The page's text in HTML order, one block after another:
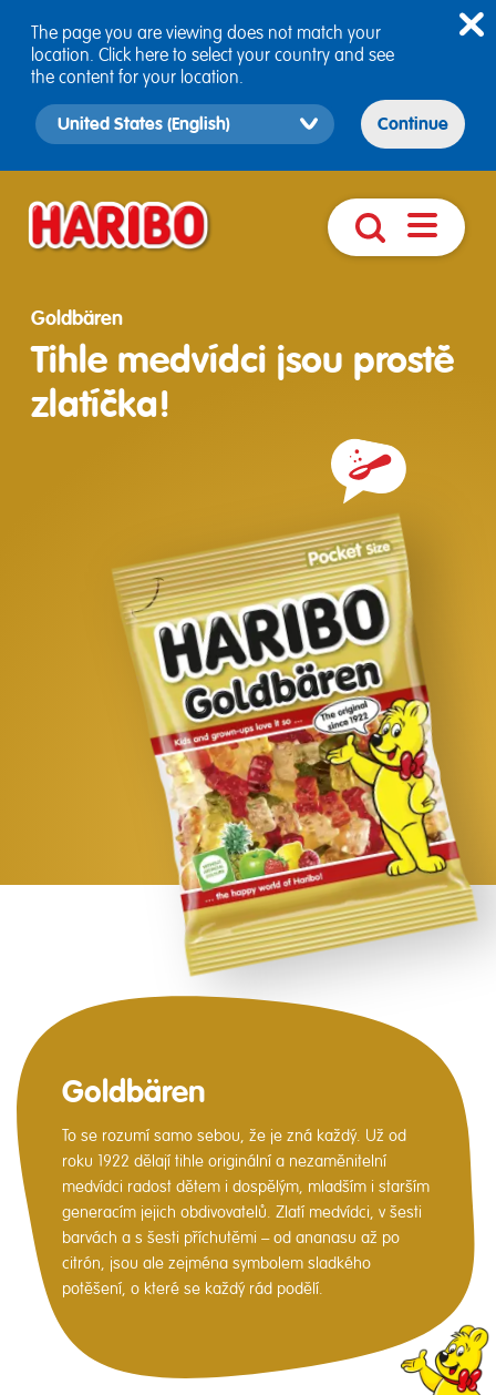
Vyhledávání
Otevřít
Goldbären
Tihle medvídci jsou prostě
zlatíčka!
Složení
Goldbären
To se rozumí samo sebou, že je zná každý. Už od
roku 1922 dělají tihle originální a nezaměnitelní
medvídci radost dětem i dospělým, mladším i starším
generacím jejich obdivovatelů. Zlatí medvídci, v šesti
barvách a s šesti příchutěmi – od ananasu až po
citrón, jsou ale zejména symbolem sladkého
potěšení, o které se každý rád podělí.
The page you are viewing does not match your
location. Click here to select your country and see
the content for your location.
Select
country
Continue